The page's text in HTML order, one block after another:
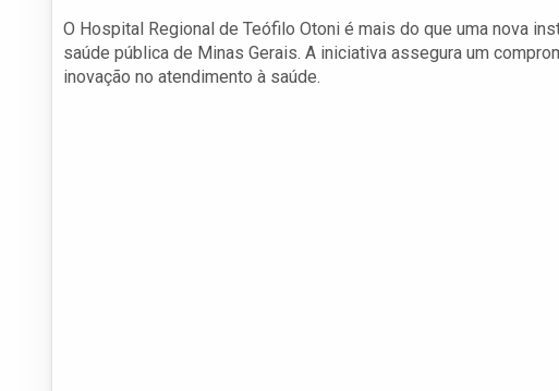
O Hospital Regional de Teófilo Otoni é mais do que uma nova
saúde pública de Minas Gerais. A iniciativa assegura um
inovação no atendimento à saúde.